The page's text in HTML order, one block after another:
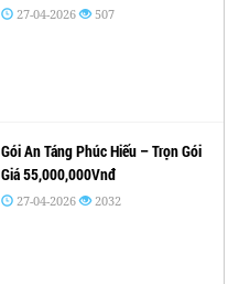
27-04-2026 507
Gói An Táng Phúc Hiếu – Trọn Gói
Giá 55,000,000Vnđ
27-04-2026 2032